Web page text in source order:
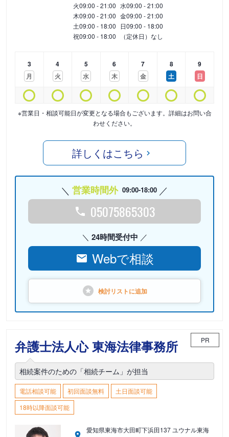
火09:00 - 21:00 水09:00 - 21:00
木09:00 - 21:00 金09:00 - 21:00
土09:00 - 18:00 日09:00 - 18:00
祝09:00 - 18:00 （定休日）なし
3
月
4
火
5
水
6
木
7
金
8
土
9
日
※営業日・相談可能日が変更となる場合もございます。詳細はお問い合
わせください。
詳しくはこちら
営業時間外 09:00-18:00
05075865303
24時間受付中
Webで相談
検討リストに追加
弁護士法人心 東海法律事務所 PR
相続案件のための「相続チーム」が担当
電話相談可能 初回面談無料
土日面談可能
18時以降面談可能
愛知県東海市大田町下浜田137 ユウナル東海